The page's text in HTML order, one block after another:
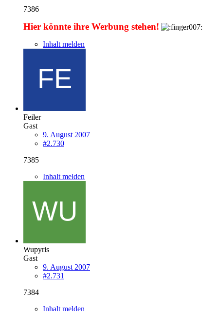
7386
Hier könnte ihre Werbung stehen!
Inhalt melden
Feiler
Gast
9. August 2007
#2.730
7385
Inhalt melden
Wupyris
Gast
9. August 2007
#2.731
7384
Inhalt melden